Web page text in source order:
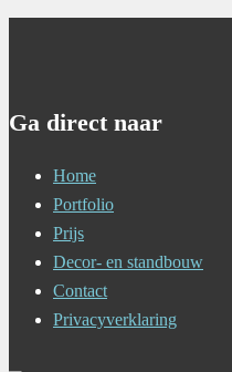
Ga direct naar
Home
Portfolio
Prijs
Decor- en standbouw
Contact
Privacyverklaring